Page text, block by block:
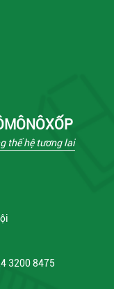
thế hệ tương lai
3200 8475